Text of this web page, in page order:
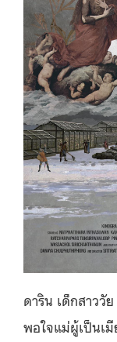
ดาริน เด็กสาววั
พอใจแม่ผู้เป็นเ